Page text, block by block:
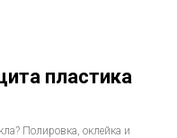
пластика
Полировка, оклейка и